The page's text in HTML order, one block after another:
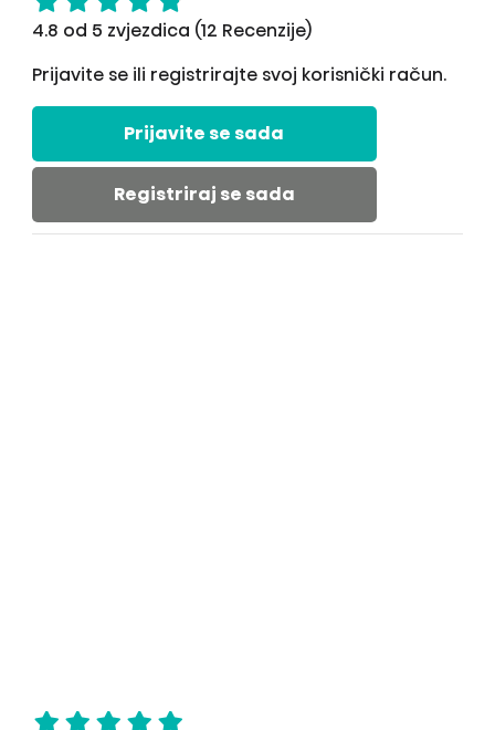
4.8 od 5 zvjezdica (12 Recenzije)
Prijavite se ili registrirajte svoj korisnički račun.
Prijavite se sada
Registriraj se sada